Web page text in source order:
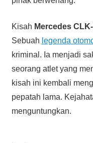
Kisah Mercedes
Sebuah legenda
kriminal. Ia menjadi
seorang atlet yang
kisah ini kembali
pepatah lama.
menguntungkan.